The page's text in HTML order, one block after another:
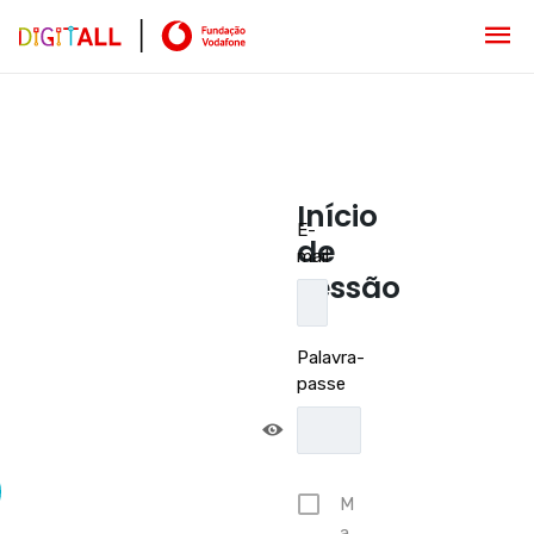
Início
de
sessão
E-
mail
Palavra-
passe
M